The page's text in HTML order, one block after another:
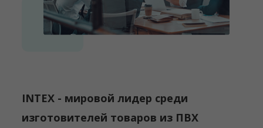
INTEX - мировой лидер среди
изготовителей товаров из ПВХ